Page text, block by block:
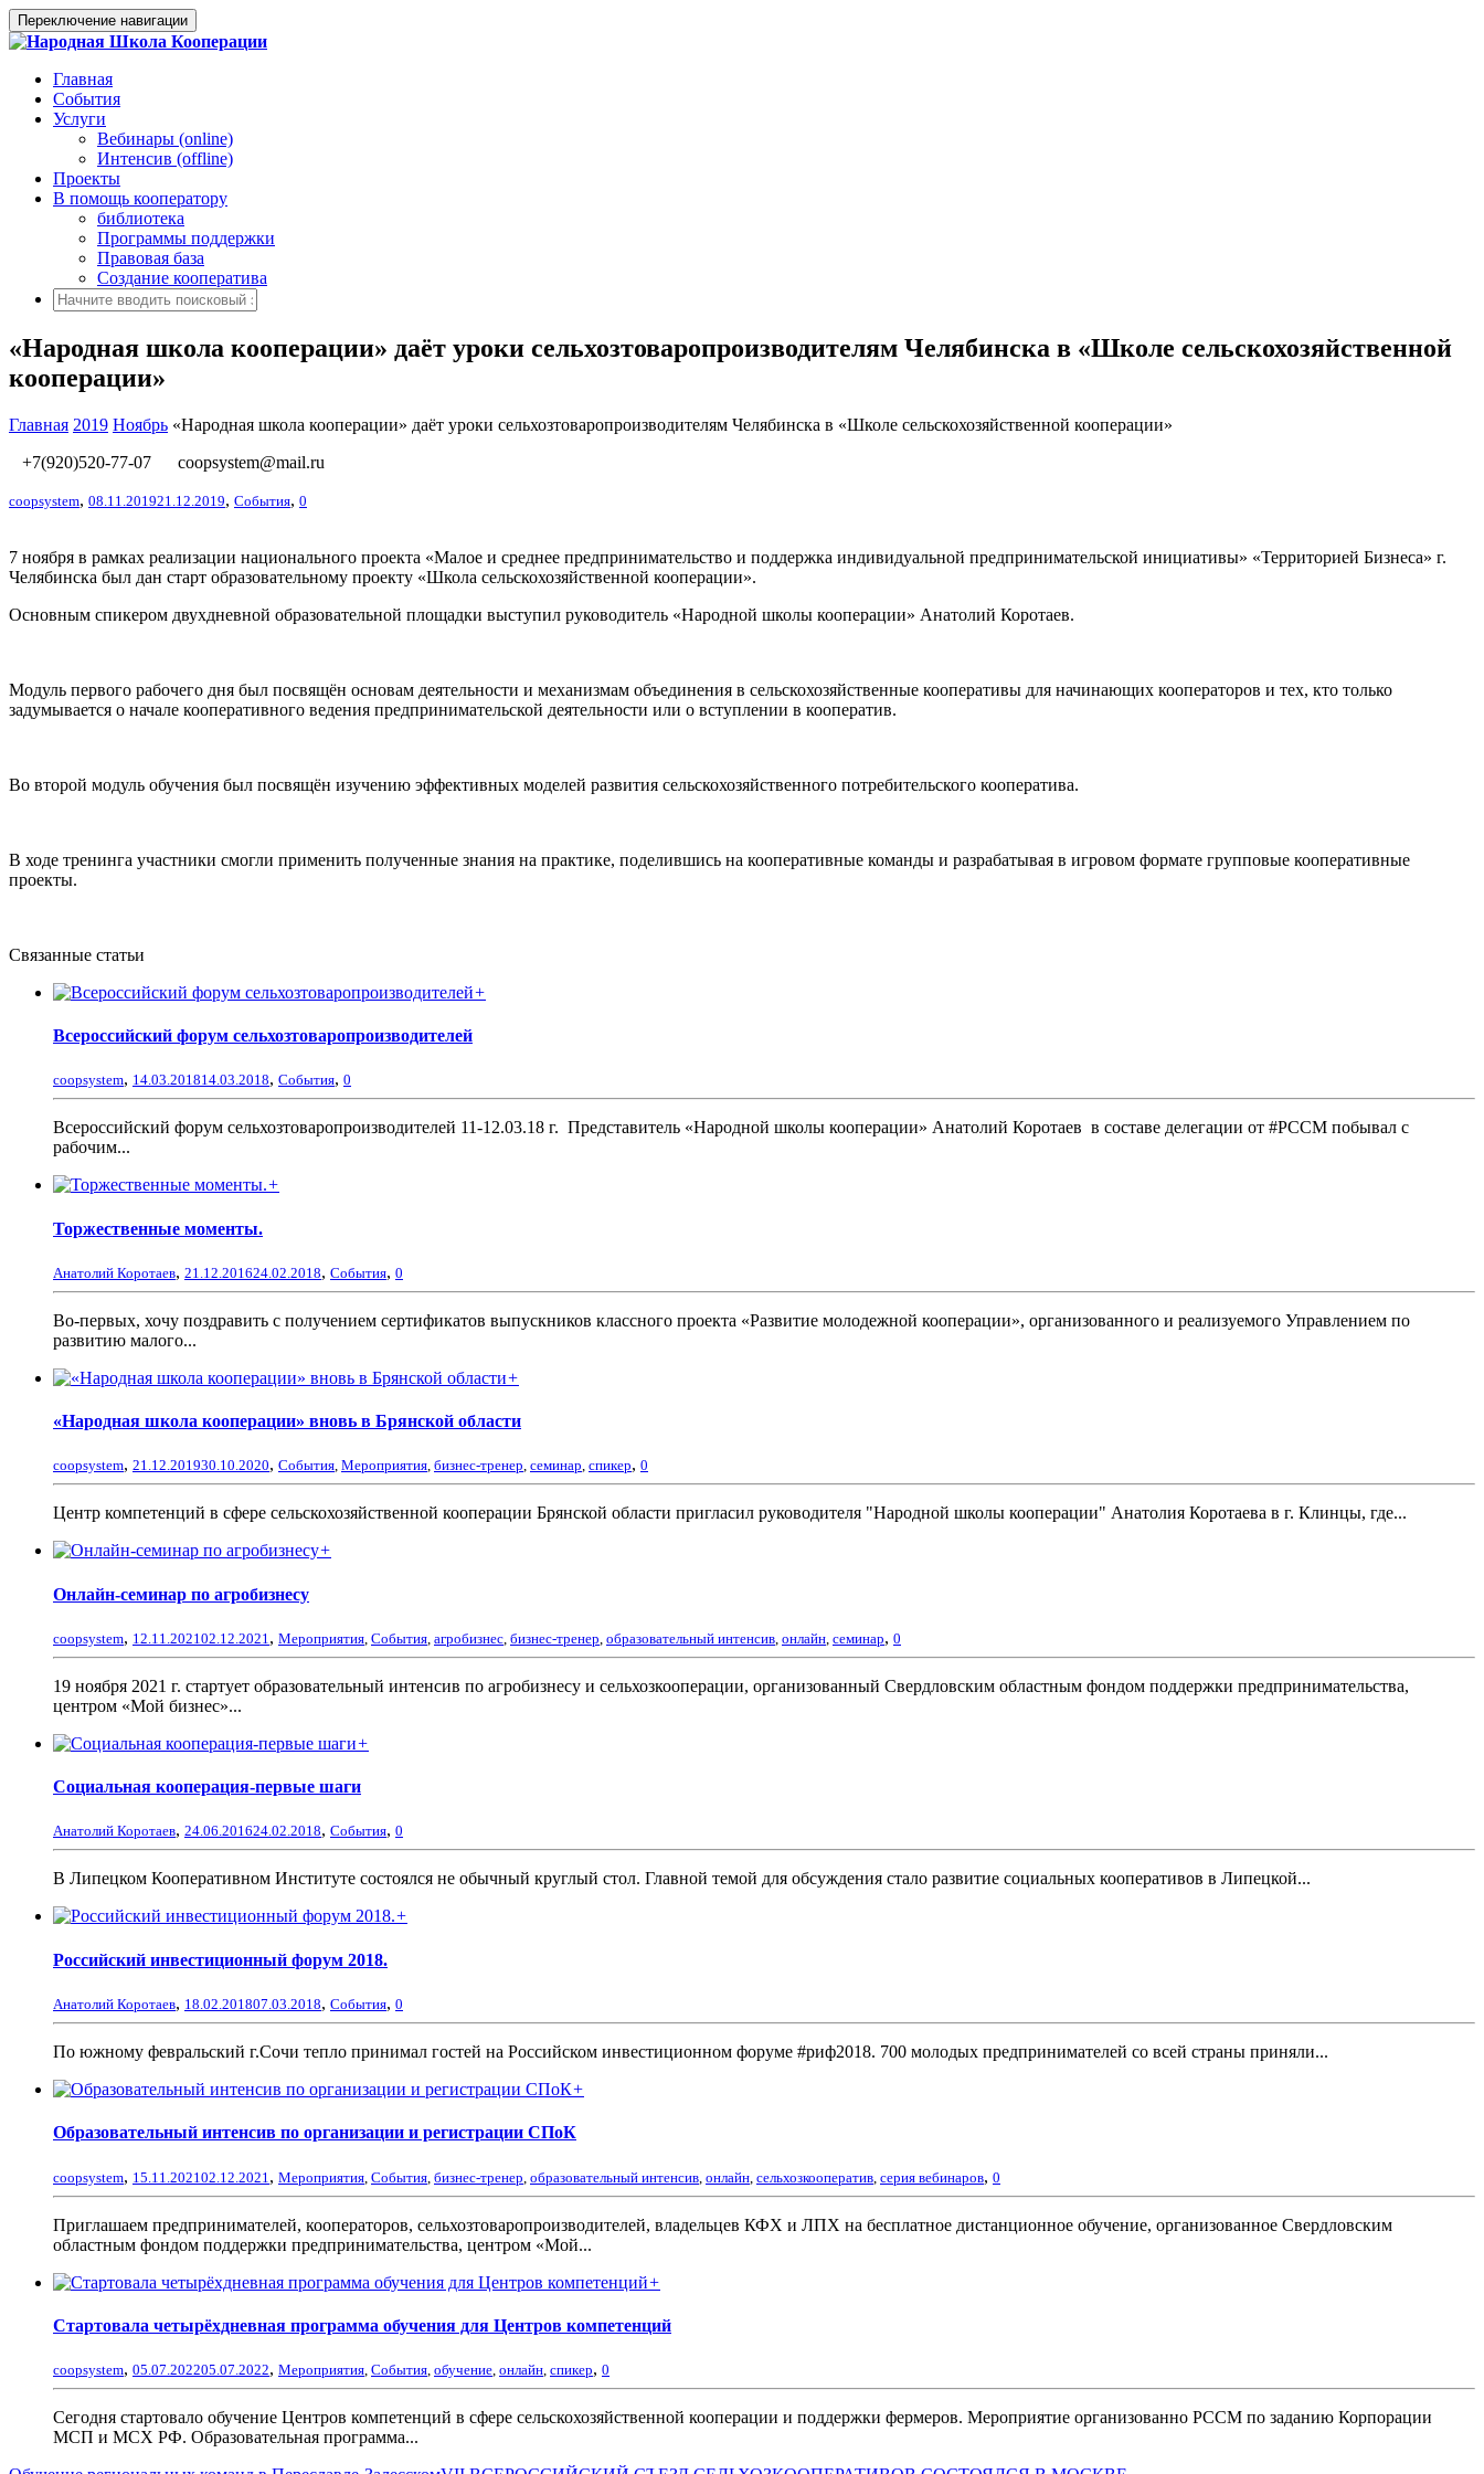
Переключение навигации
Главная
События
Услуги
Вебинары (online)
Интенсив (offline)
Проекты
В помощь кооператору
библиотека
Программы поддержки
Правовая база
Создание кооператива
«Народная школа кооперации» даёт уроки сельхозтоваропроизводителям Челябинска в «Школе сельскохозяйственной
кооперации»
Главная 2019 Ноябрь «Народная школа кооперации» даёт уроки сельхозтоваропроизводителям Челябинска в «Школе сельскохозяйственной кооперации»
+7(920)520-77-07
coopsystem@mail.ru
coopsystem, 08.11.201921.12.2019, События, 0
7 ноября в рамках реализации национального проекта «Малое и среднее предпринимательство и поддержка индивидуальной предпринимательской инициативы» «Территорией Бизнеса» г.
Челябинска был дан старт образовательному проекту «Школа сельскохозяйственной кооперации».
Основным спикером двухдневной образовательной площадки выступил руководитель «Народной школы кооперации» Анатолий Коротаев.
Модуль первого рабочего дня был посвящён основам деятельности и механизмам объединения в сельскохозяйственные кооперативы для начинающих кооператоров и тех, кто только
задумывается о начале кооперативного ведения предпринимательской деятельности или о вступлении в кооператив.
Во второй модуль обучения был посвящён изучению эффективных моделей развития сельскохозяйственного потребительского кооператива.
В ходе тренинга участники смогли применить полученные знания на практике, поделившись на кооперативные команды и разрабатывая в игровом формате групповые кооперативные
проекты.
Связанные статьи
+
Всероссийский форум сельхозтоваропроизводителей
coopsystem, 14.03.201814.03.2018, События, 0
Всероссийский форум сельхозтоваропроизводителей 11-12.03.18 г. Представитель «Народной школы кооперации» Анатолий Коротаев в составе делегации от #РССМ побывал с
рабочим...
+
Торжественные моменты.
Анатолий Коротаев, 21.12.201624.02.2018, События, 0
Во-первых, хочу поздравить с получением сертификатов выпускников классного проекта «Развитие молодежной кооперации», организованного и реализуемого Управлением по
развитию малого...
+
«Народная школа кооперации» вновь в Брянской области
coopsystem, 21.12.201930.10.2020, События, Мероприятия, бизнес-тренер, семинар, спикер, 0
Центр компетенций в сфере сельскохозяйственной кооперации Брянской области пригласил руководителя "Народной школы кооперации" Анатолия Коротаева в г. Клинцы, где...
+
Онлайн-семинар по агробизнесу
coopsystem, 12.11.2021 02.12.2021 , Мероприятия События агробизнес бизнес-тренер образовательный интенсив онлайн семинар, 0
19 ноября 2021 г. стартует образовательный интенсив по агробизнесу и сельхозкооперации, организованный Свердловским областным фондом поддержки предпринимательства,
центром «Мой бизнес»...
+
Социальная кооперация-первые шаги
Анатолий Коротаев, 24.06.201624.02.2018, События, 0
В Липецком Кооперативном Институте состоялся не обычный круглый стол. Главной темой для обсуждения стало развитие социальных кооперативов в Липецкой...
+
Российский инвестиционный форум 2018.
Анатолий Коротаев, 18.02.201807.03.2018, События, 0
По южному февральский г.Сочи тепло принимал гостей на Российском инвестиционном форуме #риф2018. 700 молодых предпринимателей со всей страны приняли...
+
Образовательный интенсив по организации и регистрации СПоК
coopsystem, 15.11.2021 02.12.2021 , Мероприятия События бизнес-тренер образовательный интенсив онлайн сельхозкооператив серия вебинаров, 0
Приглашаем предпринимателей, кооператоров, сельхозтоваропроизводителей, владельцев КФХ и ЛПХ на бесплатное дистанционное обучение, организованное Свердловским
областным фондом поддержки предпринимательства, центром «Мой...
+
Стартовала четырёхдневная программа обучения для Центров компетенций
coopsystem, 05.07.202205.07.2022, Мероприятия, События, обучение, онлайн, спикер, 0
Сегодня стартовало обучение Центров компетенций в сфере сельскохозяйственной кооперации и поддержки фермеров. Мероприятие организованно РССМ по заданию Корпорации
МСП и МСХ РФ. Образовательная программа...